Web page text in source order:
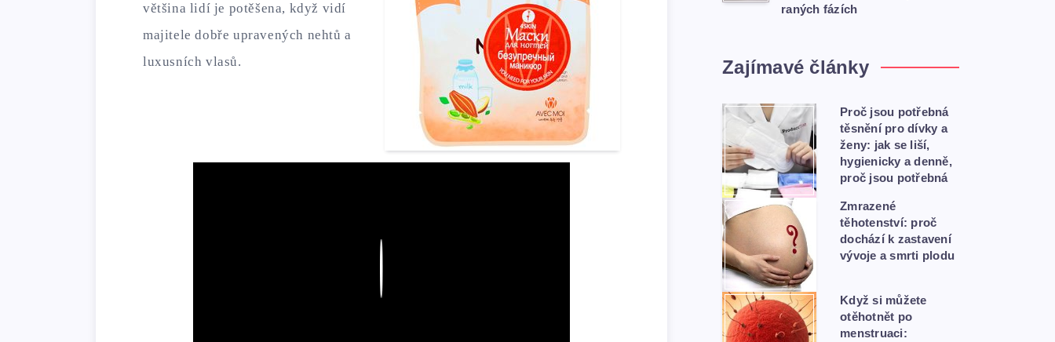
většina lidí je potěšena, když vidí
majitele dobře upravených nehtů a
luxusních vlasů.
raných fázích
Zajímavé články
Proč jsou potřebná
těsnění pro dívky a
ženy: jak se liší,
hygienicky a denně,
proč jsou potřebná
Zmrazené
těhotenství: proč
dochází k zastavení
vývoje a smrti plodu
Když si můžete
otěhotnět po
menstruaci: